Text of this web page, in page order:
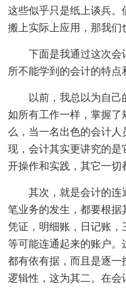
这些似乎只是纸上谈兵
搬上实际上应用，那我们
下面是我通过这次会
所不能学到的会计的特点
以前，我总以为自己
如所有工作一样，掌握
么，当一名出色的会计
现，会计其实更讲究的
开操作和实践，其它一切
其次，就是会计的连
笔业务的发生，都要根
凭证，明细账，日记账
等可能连通起来的账户
都有依有据，而且是逐
逻辑性，这为其二。在